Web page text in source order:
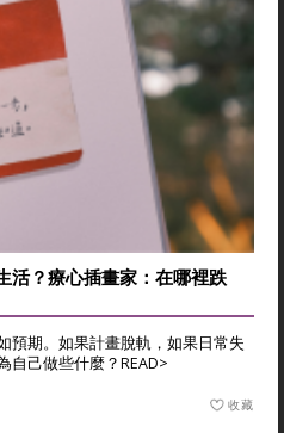
活？療心插畫家：在哪裡跌
預期。如果計畫脫軌，如果日常失
自己做些什麼？READ>
收藏